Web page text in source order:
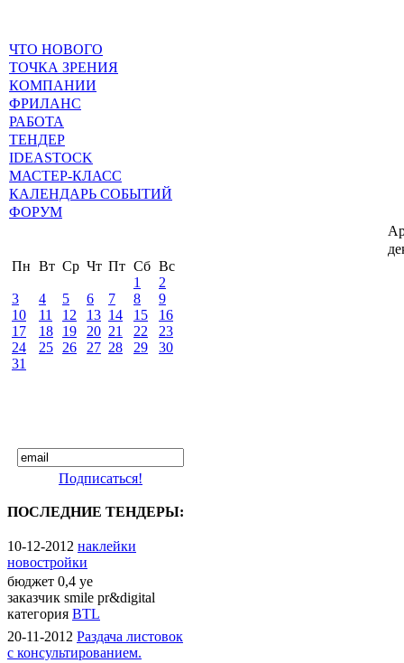
ЧТО НОВОГО
ТОЧКА ЗРЕНИЯ
КОМПАНИИ
ФРИЛАНС
РАБОТА
ТЕНДЕР
IDEASTOCK
МАСТЕР-КЛАСС
КАЛЕНДАРЬ СОБЫТИЙ
ФОРУМ
Пн Вт Ср Чт Пт Сб Вс
1
2
3
4 5 6 7 8
9
10
11 12 13 14 15
16
17
18 19 20 21 22
23
24
25 26 27 28 29
30
31
Подписаться!
ПОСЛЕДНИЕ ТЕНДЕРЫ:
10-12-2012 наклейки
новостройки
бюджет 0,4 уе
заказчик smile pr&digital
категория BTL
20-11-2012 Раздача листовок
с консультированием.